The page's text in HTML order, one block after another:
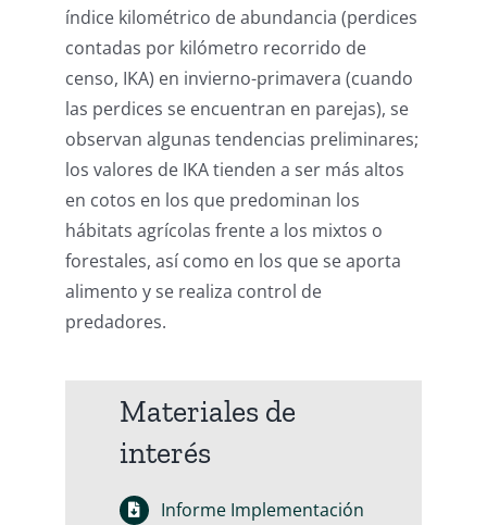
índice kilométrico de abundancia (perdices
contadas por kilómetro recorrido de
censo, IKA) en invierno-primavera (cuando
las perdices se encuentran en parejas), se
observan algunas tendencias preliminares;
los valores de IKA tienden a ser más altos
en cotos en los que predominan los
hábitats agrícolas frente a los mixtos o
forestales, así como en los que se aporta
alimento y se realiza control de
predadores.
Materiales de
interés
Informe Implementación